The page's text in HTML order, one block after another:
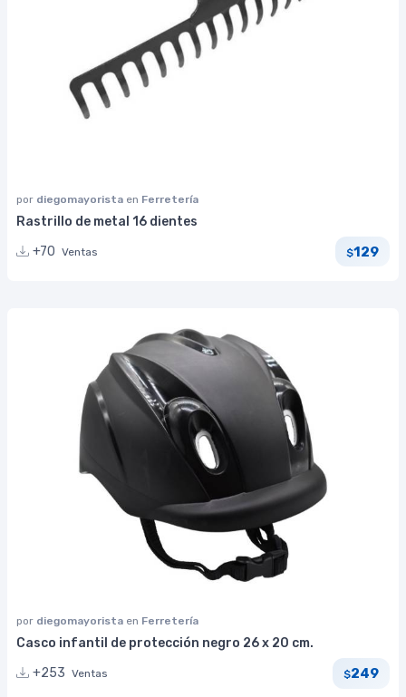
por diegomayorista en Ferretería
Rastrillo de metal 16 dientes
+70 Ventas $129
por diegomayorista en Ferretería
Casco infantil de protección negro 26 x 20 cm.
+253 Ventas $249